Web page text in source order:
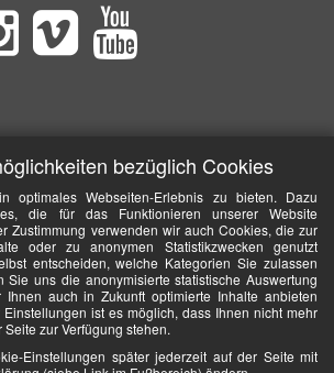
bezüglich Cookies
optimales Webseiten-Erlebnis zu bieten. Dazu
die für das Funktionieren unserer Website
Zustimmung verwenden wir auch Cookies, die zur
oder zu anonymen Statistikzwecken genutzt
entscheiden, welche Kategorien Sie zulassen
Sie uns die anonymisierte statistische Auswertung
auch in Zukunft optimierte Inhalte anbieten
ist es möglich, dass Ihnen nicht mehr
zur Verfügung stehen.
Einstellungen später jederzeit auf der Seite mit